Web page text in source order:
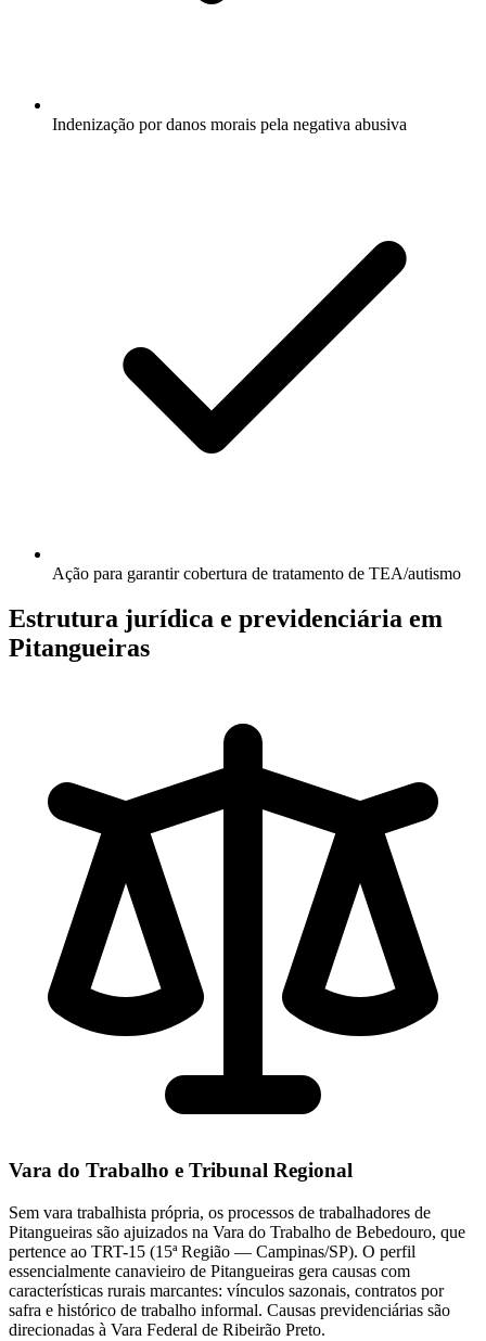
Indenização por danos morais pela negativa abusiva
Ação para garantir cobertura de tratamento de TEA/autismo
Estrutura jurídica e previdenciária em
Pitangueiras
Vara do Trabalho e Tribunal Regional
Sem vara trabalhista própria, os processos de trabalhadores de
Pitangueiras são ajuizados na Vara do Trabalho de Bebedouro, que
pertence ao TRT-15 (15ª Região — Campinas/SP). O perfil
essencialmente canavieiro de Pitangueiras gera causas com
características rurais marcantes: vínculos sazonais, contratos por
safra e histórico de trabalho informal. Causas previdenciárias são
direcionadas à Vara Federal de Ribeirão Preto.